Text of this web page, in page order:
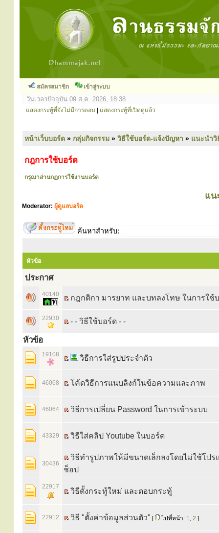
สมัครสมาชิก เข้าสู่ระบบ
วันเวลาปัจจุบัน 09 ส.ค. 2026, 18:38
แสดงกระทู้ที่ยังไม่มีการตอบ แสดงกระทู้ที่เปิดดูแล้ว
หน้าเว็บบอร์ด » กลุ่มกิจกรรม » วิธีใช้บอร์ด-แจ้งปัญหา » แนะนำวิ
กฎการใช้บอร์ด
กรุณาอ่านกฏการใช้งานบอร์ด
แน
Moderator: ผู้ดูแลบอร์ด
ค้นหาสำหรับ:
หัวข้อ
ประกาศ
40140 กฎกติกา มารยาท และบทลงโทษ ในการใช้
22930 - - วิธีใช้บอร์ด - -
หัวข้อ
19108 วิธีการใส่รูปประจำตัว
46068 โค้ดวิธีการแนบลิงก์ในข้อความและภาพ
46064 วิธีการเปลี่ยน Password ในการเข้าระบบ
43329 วิธีใส่คลิป Youtube ในบอร์ด
30436
วิธีทำรูปภาพให้มีขนาดเล็กลงโดยไม่ใช้โปร
ช็อป
22917
วิธีตั้งกระทู้ใหม่ และตอบกระทู้
22912 วิธี "ตั้งค่าข้อมูลส่วนตัว" [ ไปที่หน้า: 1, 2 ]